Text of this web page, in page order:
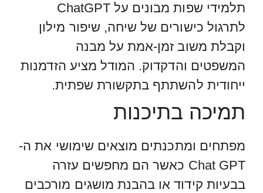
תלמידי שפות מבונים על ChatGPT
לתרגול כישורים של שיחה, שיפור מילון
וקבלת משוב זמן-אמת על מבנה
המשפטים והדקדוק. המודל מציע הזדמנות
ייחודית להשתתף בתקשורת שפתית.
תמיכה בתיכנות
מפתחים ומתכנתים מוצאים שימושי את ה-
Chat GPT כאשר הם מחפשים עזרה
בבעיות קידוד או בהבנת מושגים מורכבים